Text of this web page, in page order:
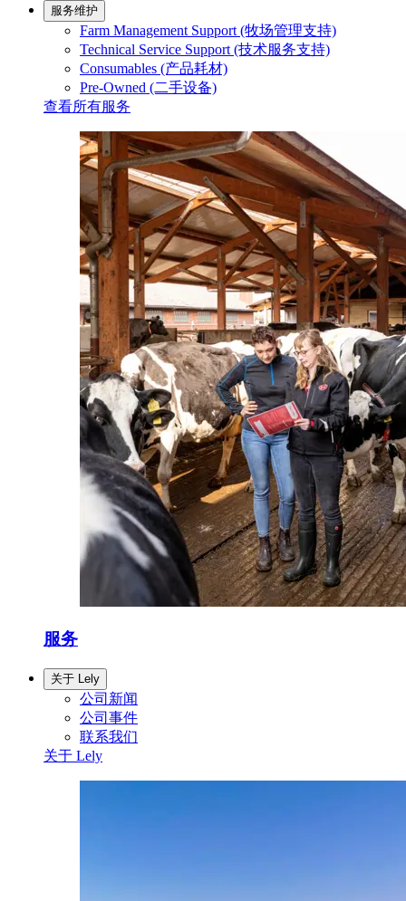
服务维护
Farm Management Support (牧场管理支持)
Technical Service Support (技术服务支持)
Consumables (产品耗材)
Pre-Owned (二手设备)
查看所有服务
服务
关于 Lely
公司新闻
公司事件
联系我们
关于 Lely